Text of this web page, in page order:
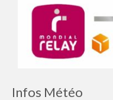
Infos Météo